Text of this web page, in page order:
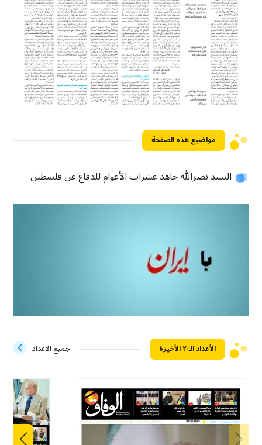
مواضيع هذه الصفحة
السيد نصرالله جاهد عشرات الأعوام للدفاع عن فلسطين
الأعداد الـ۲۰ الأخيرة جميع الاعداد